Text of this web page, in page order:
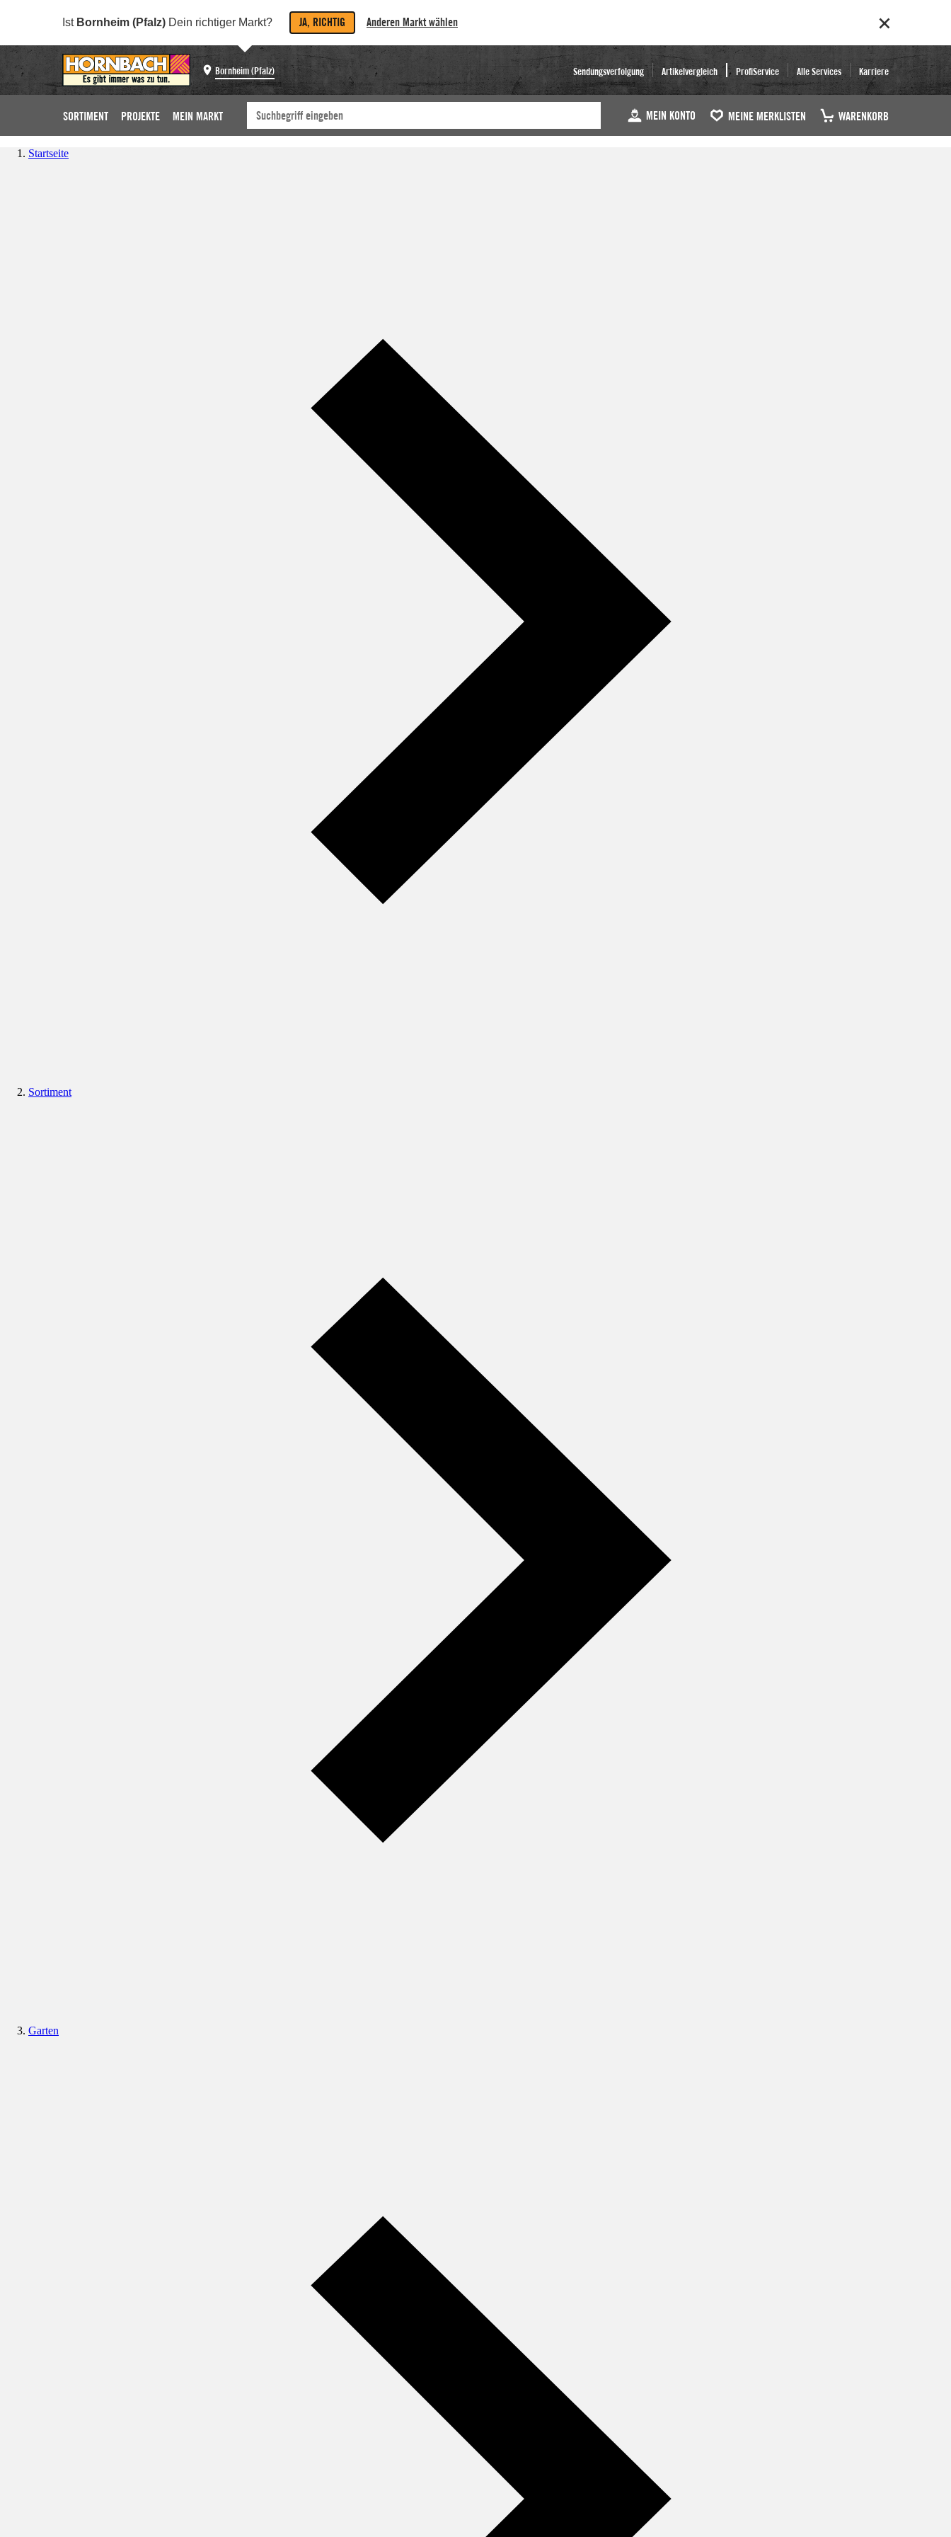
Ist Bornheim (Pfalz) Dein richtiger Markt? JA, RICHTIG Anderen Markt wählen
Bornheim (Pfalz) Sendungsverfolgung Artikelvergleich ProfiService Alle Services Karriere
SORTIMENT PROJEKTE MEIN MARKT MEIN KONTO MEINE MERKLISTEN WARENKORB
Startseite
Sortiment
Garten